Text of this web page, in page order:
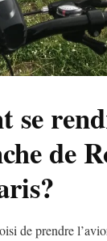
se
de
de prendre